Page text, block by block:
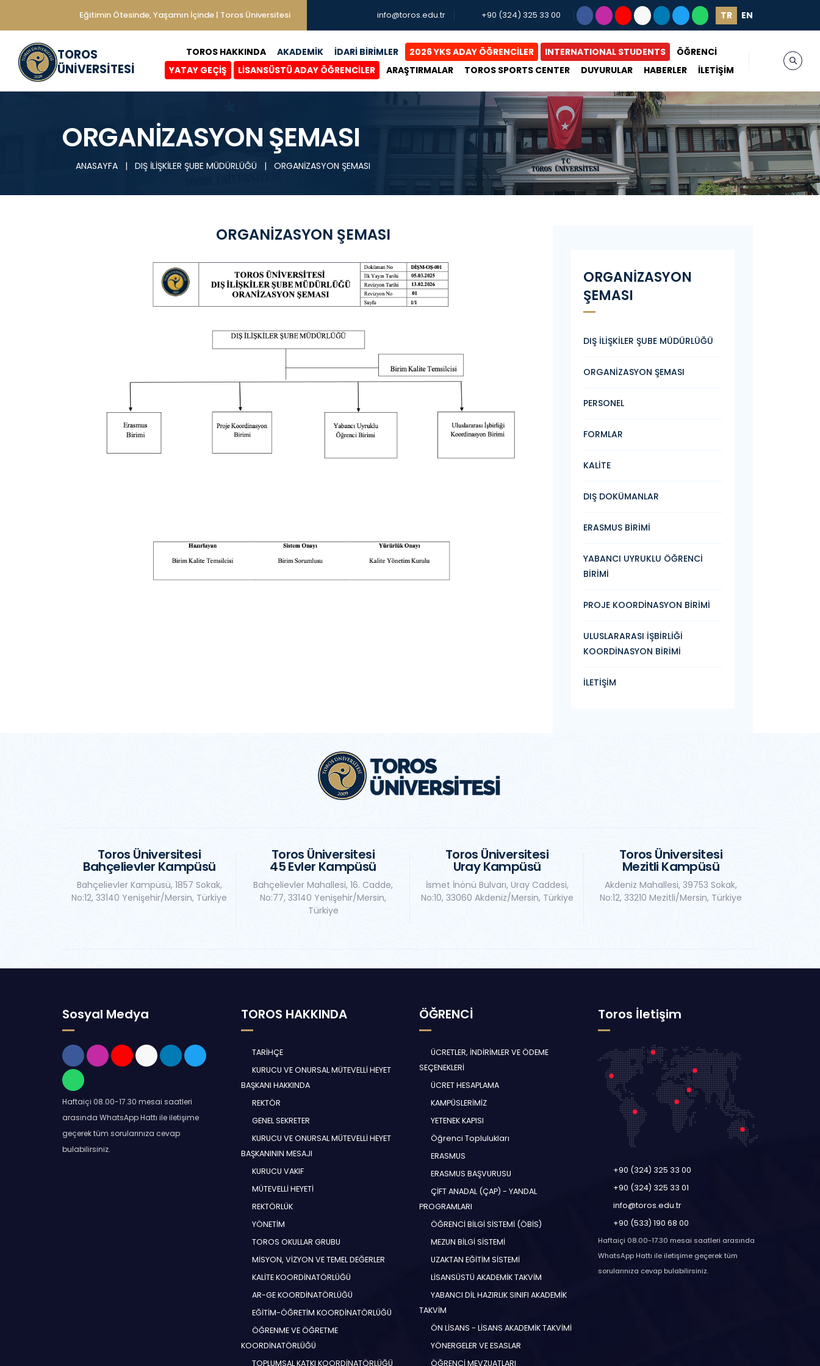
Eğitimin Ötesinde, Yaşamın İçinde | Toros Üniversitesi info@toros.edu.tr +90 (324) 325 33 00 TR EN
TOROS
ÜNİVERSİTESİ
TOROS HAKKINDA AKADEMİK İDARİ BİRİMLER 2026 YKS ADAY ÖĞRENCİLER INTERNATIONAL STUDENTS
ÖĞRENCİ
YATAY GEÇİŞ
LİSANSÜSTÜ ADAY ÖĞRENCİLER ARAŞTIRMALAR TOROS SPORTS CENTER DUYURULAR HABERLER İLETİŞİM
ORGANİZASYON ŞEMASI
ANASAYFA | DIŞ İLİŞKİLER ŞUBE MÜDÜRLÜĞÜ | ORGANİZASYON ŞEMASI
ORGANİZASYON ŞEMASI
ORGANİZASYON
ŞEMASI
DIŞ İLİŞKİLER ŞUBE MÜDÜRLÜĞÜ
ORGANİZASYON ŞEMASI
PERSONEL
FORMLAR
KALİTE
DIŞ DOKÜMANLAR
ERASMUS BİRİMİ
YABANCI UYRUKLU ÖĞRENCİ
BİRİMİ
PROJE KOORDİNASYON BİRİMİ
ULUSLARARASI İŞBİRLİĞİ
KOORDİNASYON BİRİMİ
İLETİŞİM
Toros Üniversitesi
Bahçelievler Kampüsü
Bahçelievler Kampüsü, 1857 Sokak,
No:12, 33140 Yenişehir/Mersin, Türkiye
Toros Üniversitesi
45 Evler Kampüsü
Bahçelievler Mahallesi, 16. Cadde,
No:77, 33140 Yenişehir/Mersin,
Türkiye
Toros Üniversitesi
Uray Kampüsü
İsmet İnönü Bulvarı, Uray Caddesi,
No:10, 33060 Akdeniz/Mersin, Türkiye
Toros Üniversitesi
Mezitli Kampüsü
Akdeniz Mahallesi, 39753 Sokak,
No:12, 33210 Mezitli/Mersin, Türkiye
Sosyal Medya
Haftaiçi 08.00-17.30 mesai saatleri
arasında WhatsApp Hattı ile iletişime
geçerek tüm sorularınıza cevap
bulabilirsiniz.
TOROS HAKKINDA
TARİHÇE
KURUCU VE ONURSAL MÜTEVELLİ HEYET
BAŞKANI HAKKINDA
REKTÖR
GENEL SEKRETER
KURUCU VE ONURSAL MÜTEVELLİ HEYET
BAŞKANININ MESAJI
KURUCU VAKIF
MÜTEVELLİ HEYETİ
REKTÖRLÜK
YÖNETİM
TOROS OKULLAR GRUBU
MİSYON, VİZYON VE TEMEL DEĞERLER
KALİTE KOORDİNATÖRLÜĞÜ
AR-GE KOORDİNATÖRLÜĞÜ
EĞİTİM-ÖĞRETİM KOORDİNATÖRLÜĞÜ
ÖĞRENME VE ÖĞRETME
KOORDİNATÖRLÜĞÜ
TOPLUMSAL KATKI KOORDİNATÖRLÜĞÜ
ÖĞRENCİ
ÜCRETLER, İNDİRİMLER VE ÖDEME
SEÇENEKLERİ
ÜCRET HESAPLAMA
KAMPÜSLERİMİZ
YETENEK KAPISI
Öğrenci Toplulukları
ERASMUS
ERASMUS BAŞVURUSU
ÇİFT ANADAL (ÇAP) - YANDAL
PROGRAMLARI
ÖĞRENCİ BİLGİ SİSTEMİ (ÖBİS)
MEZUN BİLGİ SİSTEMİ
UZAKTAN EĞİTİM SİSTEMİ
LİSANSÜSTÜ AKADEMİK TAKVİM
YABANCI DİL HAZIRLIK SINIFI AKADEMİK
TAKVİM
ÖN LİSANS - LİSANS AKADEMİK TAKVİMİ
YÖNERGELER VE ESASLAR
ÖĞRENCİ MEVZUATLARI
Toros İletişim
+90 (324) 325 33 00
+90 (324) 325 33 01
info@toros.edu.tr
+90 (533) 190 68 00
Haftaiçi 08.00-17.30 mesai saatleri arasında
WhatsApp Hattı ile iletişime geçerek tüm
sorularınıza cevap bulabilirsiniz.